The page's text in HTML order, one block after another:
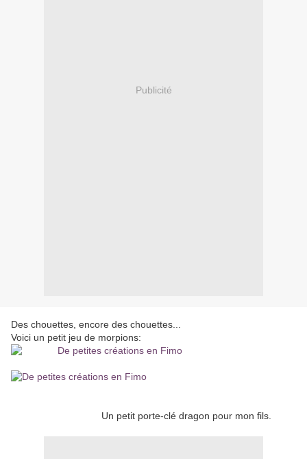
Publicité
Des chouettes, encore des chouettes...
Voici un petit jeu de morpions:
Un petit porte-clé dragon pour mon fils.